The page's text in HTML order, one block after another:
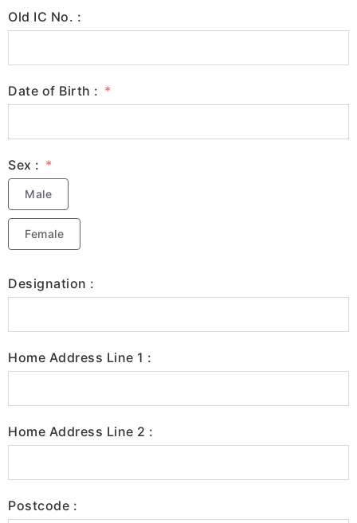
Old IC No. :
Date of Birth :
Sex :
Male
Female
Designation :
Home Address Line 1 :
Home Address Line 2 :
Postcode :